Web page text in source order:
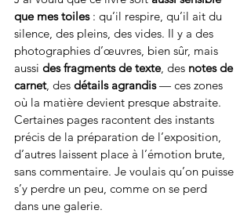
que mes toiles : qu’il respire, qu’il ait du
silence, des pleins, des vides. Il y a des
photographies d’œuvres, bien sûr, mais
aussi des fragments de texte, des notes de
carnet, des détails agrandis — ces zones
où la matière devient presque abstraite.
Certaines pages racontent des instants
précis de la préparation de l’exposition,
d’autres laissent place à l’émotion brute,
sans commentaire. Je voulais qu’on puisse
s’y perdre un peu, comme on se perd
dans une galerie.